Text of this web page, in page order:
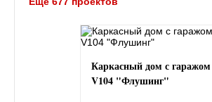
Каркасный дом с гаражом
V104 "Флушинг"